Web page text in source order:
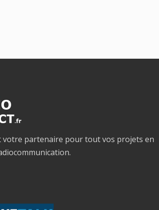
votre partenaire pour tout vos projets en